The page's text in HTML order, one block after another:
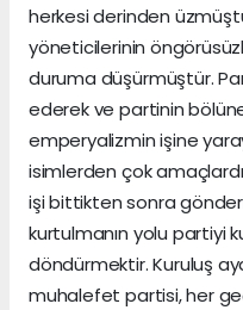
herkesi derinden
yöneticilerinin
duruma düşürmüştür.
ederek ve partinin
emperyalizmin işine
isimlerden çok
işi bittikten sonra
kurtulmanın yolu partiyi
döndürmektir. Kuruluş
muhalefet partisi, her